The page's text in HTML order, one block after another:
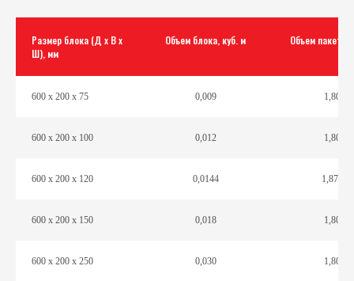
Размер блока (Д х В х
Ш), мм
Объем блока, куб. м Объем пакета,
600 х 200 х 75 0,009 1,80
600 х 200 х 100 0,012 1,80
600 х 200 х 120 0,0144 1,872
600 х 200 х 150 0,018 1,80
600 х 200 х 250 0,030 1,80